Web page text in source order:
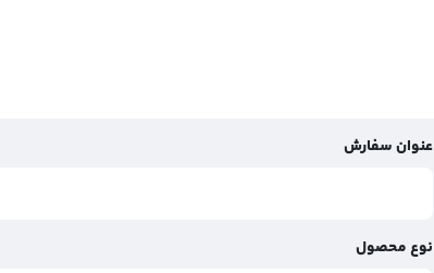
عنوان سفارش
نوع محصول